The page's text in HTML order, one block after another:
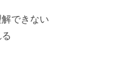
できない